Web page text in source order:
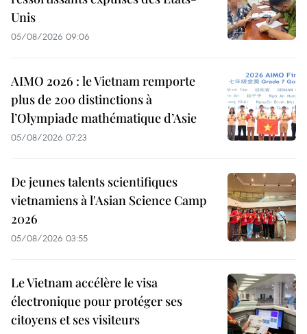
Unis
05/08/2026 09:06
AIMO 2026 : le Vietnam remporte
plus de 200 distinctions à
l’Olympiade mathématique d’Asie
05/08/2026 07:23
De jeunes talents scientifiques
vietnamiens à l'Asian Science Camp
2026
05/08/2026 03:55
Le Vietnam accélère le visa
électronique pour protéger ses
citoyens et ses visiteurs